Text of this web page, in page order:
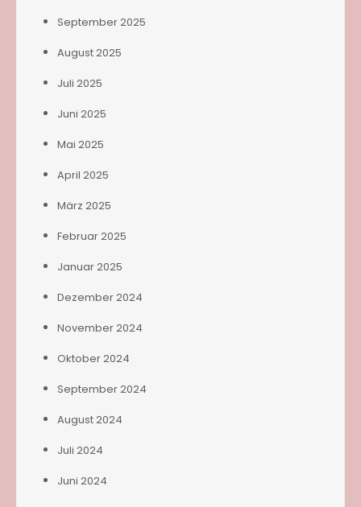
September 2025
August 2025
Juli 2025
Juni 2025
Mai 2025
April 2025
März 2025
Februar 2025
Januar 2025
Dezember 2024
November 2024
Oktober 2024
September 2024
August 2024
Juli 2024
Juni 2024